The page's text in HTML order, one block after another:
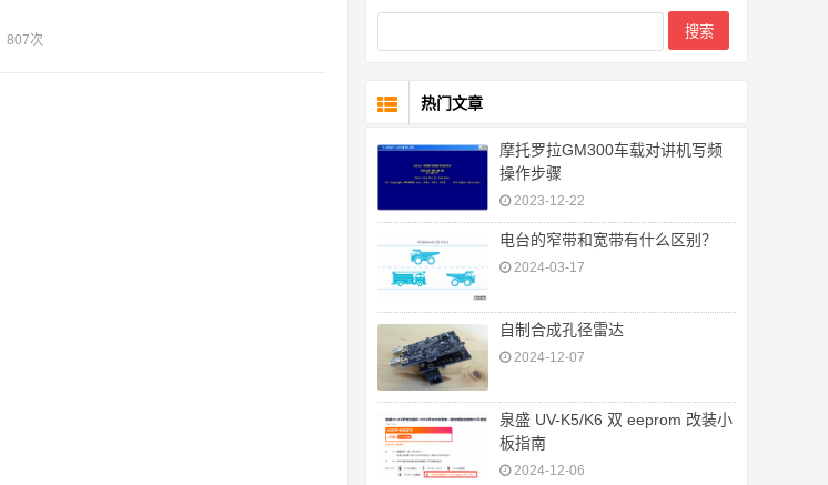
807次
热门文章
摩托罗拉GM300车载对讲机写频
操作步骤
2023-12-22
电台的窄带和宽带有什么区别？
2024-03-17
自制合成孔径雷达
2024-12-07
泉盛 UV-K5/K6 双 eeprom 改装小
板指南
2024-12-06